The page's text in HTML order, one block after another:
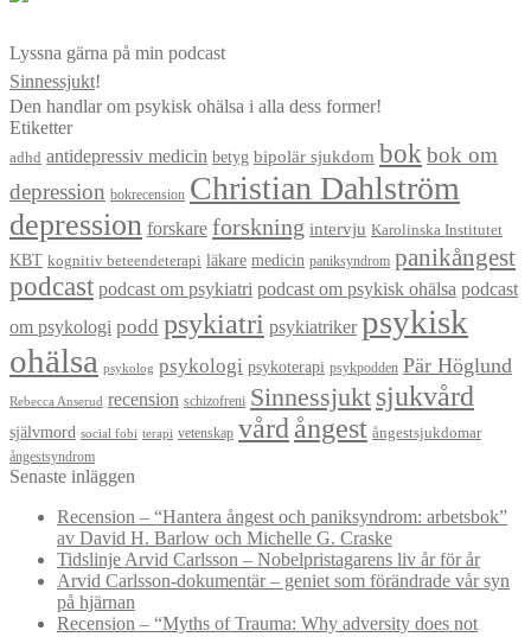
Lyssna gärna på min podcast
Sinnessjukt!
Den handlar om psykisk ohälsa i alla dess former!
Etiketter
adhd antidepressiv medicin betyg bipolär sjukdom bokbok om
depression
bokrecension Christian Dahlström
depression forskare forskning intervju Karolinska Institutet
KBT kognitiv beteendeterapi läkare medicin paniksyndrom panikångest
podcast podcast om psykiatri podcast om psykisk ohälsa podcast
om psykologi podd psykiatri psykiatriker psykisk
ohälsa psykolog psykologi psykoterapi psykpodden Pär Höglund
Rebecca Anserud recension schizofreni Sinnessjukt sjukvård
självmord social fobi terapi vetenskap vård ångest ångestsjukdomar
ångestsyndrom
Senaste inläggen
Recension – “Hantera ångest och paniksyndrom: arbetsbok”
av David H. Barlow och Michelle G. Craske
Tidslinje Arvid Carlsson – Nobelpristagarens liv år för år
Arvid Carlsson-dokumentär – geniet som förändrade vår syn
på hjärnan
Recension – “Myths of Trauma: Why adversity does not